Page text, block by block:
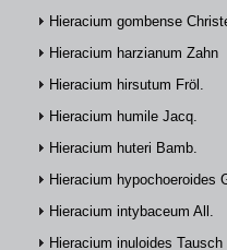
Hieracium gombense
Hieracium harzianum Zahn
Hieracium hirsutum Fröl.
Hieracium humile Jacq.
Hieracium huteri Bamb.
Hieracium hypochoeroides
Hieracium intybaceum All.
Hieracium inuloides Tausch